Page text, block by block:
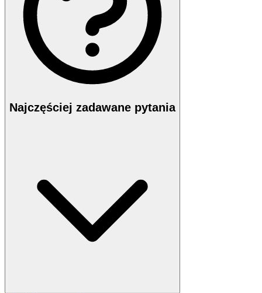
Najczęściej zadawane pytania